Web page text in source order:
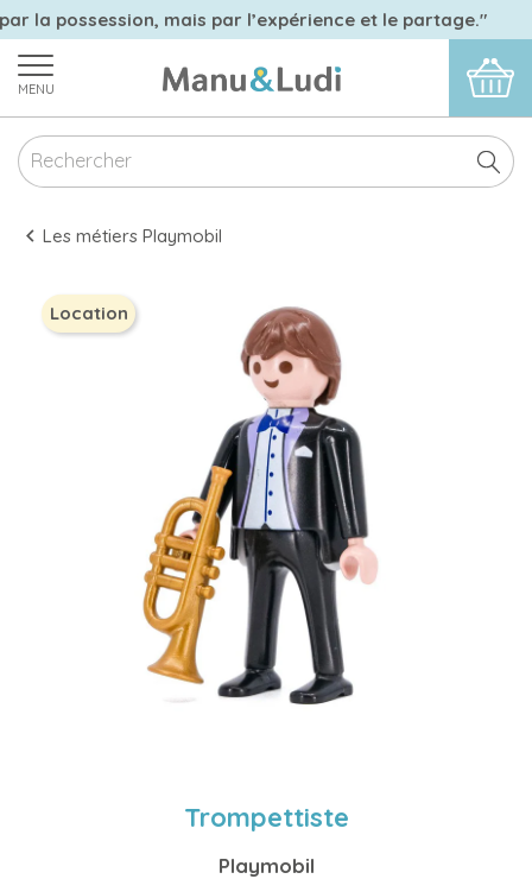
la possession, mais par l’expérience et le partage."
MENU
Les métiers Playmobil
Location
Trompettiste
Playmobil